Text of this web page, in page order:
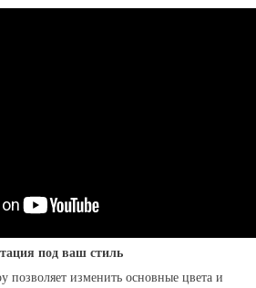
под ваш стиль
позволяет изменить основные цвета и